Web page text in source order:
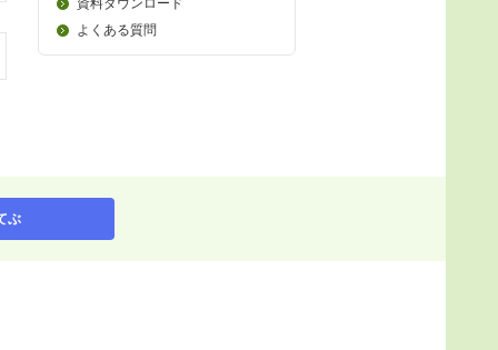
資料ダウンロード
よくある質問
ぶ